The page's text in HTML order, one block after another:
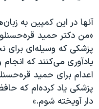
آنها در این کمپین به
«من دکتر حمید
پزشکی که وسیله‌ای برای
یادآوری می‌کنند که
اعدام برای حمید
پزشکی یاد کرده‌ام که
دار آویخته شوم.»